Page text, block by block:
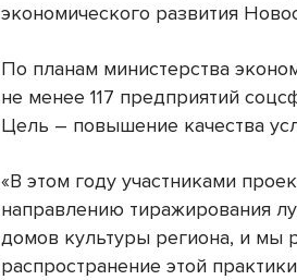
экономического развития
По планам министерства
не менее 117 предприятий
Цель – повышение качества
«В этом году участниками
направлению тиражирования
домов культуры региона, и мы
распространение этой